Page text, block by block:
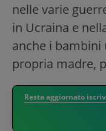
nelle varie
in Ucraina e
anche i bambini
propria madre,
Resta aggiornato